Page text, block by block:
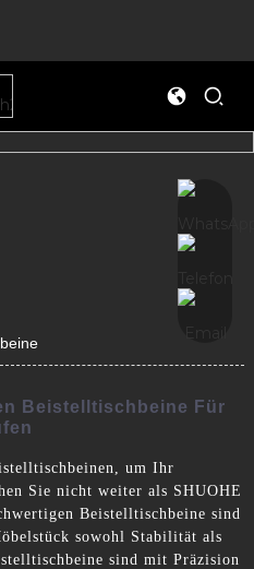
Beistelltischbeine Für
um Ihr
Sie nicht weiter als SHUOHE
Beistelltischbeine sind
sowohl Stabilität als
sind mit Präzision